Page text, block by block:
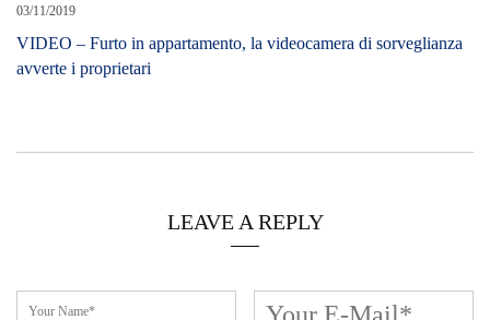
03/11/2019
VIDEO – Furto in appartamento, la videocamera di sorveglianza
avverte i proprietari
LEAVE A REPLY